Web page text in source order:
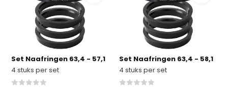
Set Naafringen 63,4 - 57,1
4 stuks per set
Set Naafringen 63,4 - 58,1
4 stuks per set